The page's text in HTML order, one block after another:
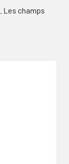
Les champs